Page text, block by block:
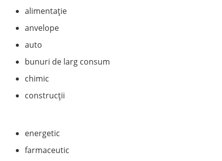
alimentație
anvelope
auto
bunuri de larg consum
chimic
construcții
energetic
farmaceutic